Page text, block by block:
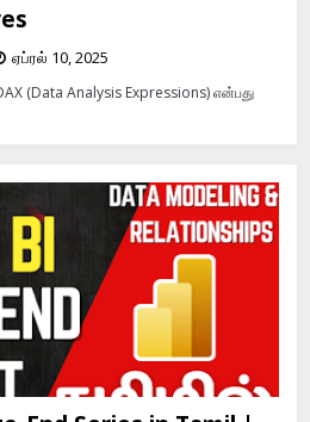
ஏப்ரல் 10, 2025
(Data Analysis Expressions) என்பது